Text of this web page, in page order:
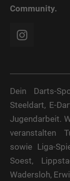
Community.
Dein Darts-
Steeldart, E-
Jugendarbeit.
veranstalten
sowie Liga-
Soest,
Wadersloh,